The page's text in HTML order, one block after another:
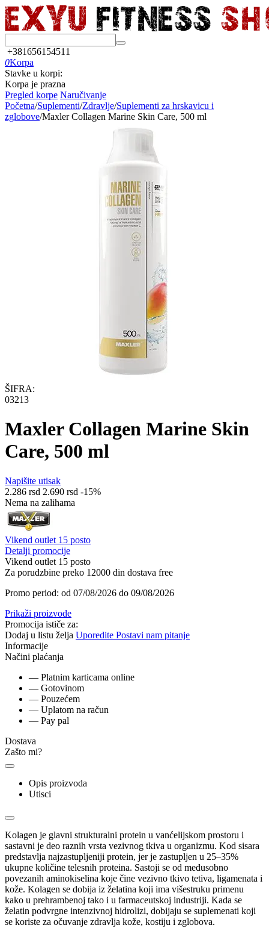
+381656154511
0Korpa
Stavke u korpi:
Korpa je prazna
Pregled korpe Naručivanje
Početna/Suplementi/Zdravlje/Suplementi za hrskavicu i
zglobove/Maxler Collagen Marine Skin Care, 500 ml
ŠIFRA:
03213
Maxler Collagen Marine Skin
Care, 500 ml
Napišite utisak
2.286 rsd 2.690 rsd -15%
Nema na zalihama
Vikend outlet 15 posto
Detalji promocije
Vikend outlet 15 posto
Za porudzbine preko 12000 din dostava free
Promo period: od 07/08/2026 do 09/08/2026
Prikaži proizvode
Promocija ističe za:
Dodaj u listu želja Uporedite Postavi nam pitanje
Informacije
Načini plaćanja
— Platnim karticama online
— Gotovinom
— Pouzećem
— Uplatom na račun
— Pay pal
Dostava
Zašto mi?
Opis proizvoda
Utisci
Kolagen je glavni strukturalni protein u vanćelijskom prostoru i
sastavni je deo raznih vrsta vezivnog tkiva u organizmu. Kod sisara
predstavlja najzastupljeniji protein, jer je zastupljen u 25–35%
ukupne količine telesnih proteina. Sastoji se od međusobno
povezanih aminokiselina koje čine vezivno tkivo tetiva, ligamenata i
kože. Kolagen se dobija iz želatina koji ima višestruku primenu
kako u prehrambenoj tako i u farmaceutskoj industriji. Kada se
želatin podvrgne intenzivnoj hidrolizi, dobijaju se suplemenati koji
se koriste za očuvanje zdravlja kože, kostiju i zglobova.